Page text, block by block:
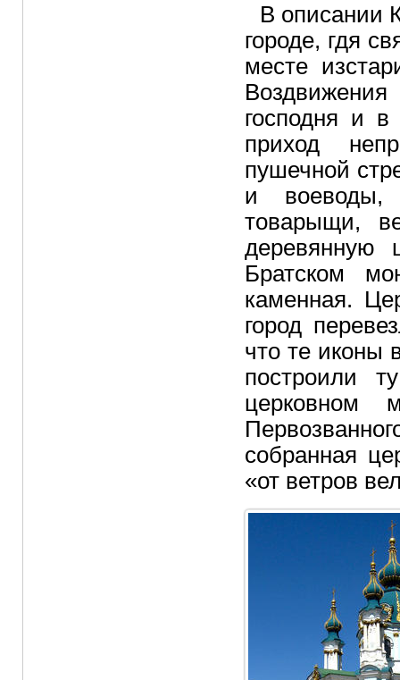
В описании
городе, гдя
месте
господня и
приход
пушечной
и воеводы,
товарыщи,
деревянную
Братском
каменная.
город
что те иконы
построили
церковном
собранная
«от ветров